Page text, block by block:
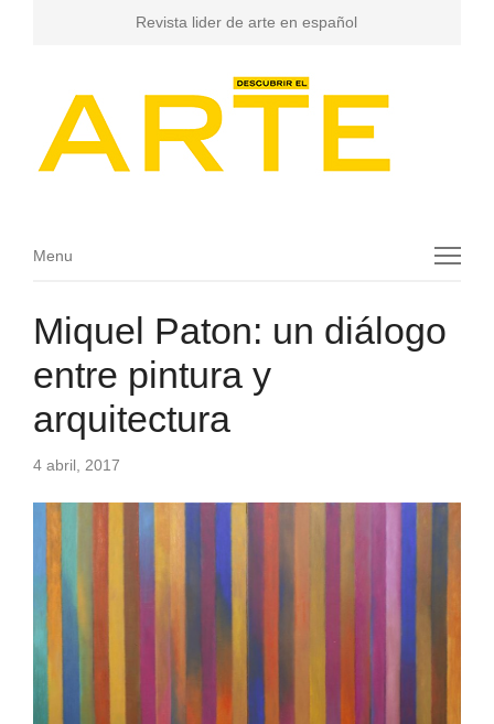
Revista lider de arte en español
Menu
Menu
Miquel Paton: un diálogo
entre pintura y
arquitectura
4 abril, 2017